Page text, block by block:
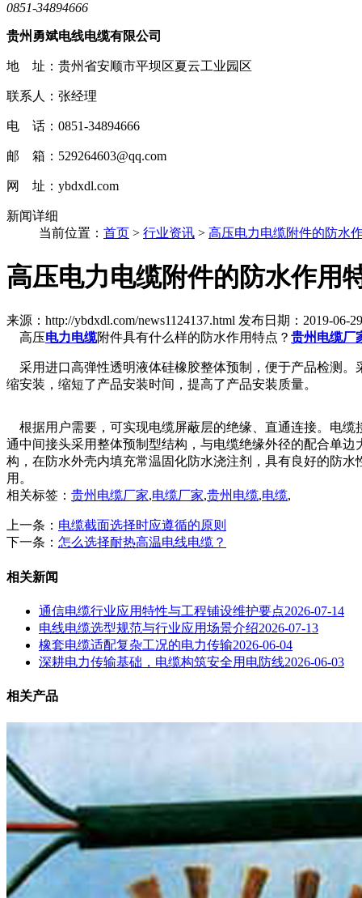
0851-34894666
贵州勇斌电线电缆有限公司
地 址：贵州省安顺市平坝区夏云工业园区
联系人：张经理
电 话：0851-34894666
邮 箱：529264603@qq.com
网 址：ybdxdl.com
新闻详细
当前位置： 首页 > 行业资讯 > 高压电力电缆附件的防水
高压电力电缆附件的防水作用
来源：http://ybdxdl.com/news1124137.html 发布日期：2019-06-
高压电力电缆附件具有什么样的防水作用特点？ 贵州电缆厂
采用进口高弹性透明液体硅橡胶整体预制，便于产品检测
缩安装，缩短了产品安装时间，提高了产品安装质量。
根据用户需要，可实现电缆屏蔽层的绝缘、直通连接。电
通中间接头采用整体预制型结构，与电缆绝缘外径的配合单
构，在防水外壳内填充常温固化防水浇注剂，具有良好的防
用。
相关标签： 贵州电缆厂家,电缆厂家,贵州电缆,电缆,
上一条： 电缆截面选择时应遵循的原则
下一条： 怎么选择耐热高温电线电缆？
相关新闻
通信电缆行业应用特性与工程铺设维护要点2026-07-14
电线电缆选型规范与行业应用场景介绍2026-07-13
橡套电缆适配复杂工况的电力传输2026-06-04
深耕电力传输基础，电缆构筑安全用电防线2026-06-03
相关产品